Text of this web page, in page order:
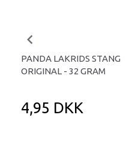
PANDA LAKRIDS STANG
ORIGINAL - 32 GRAM
4,95 DKK